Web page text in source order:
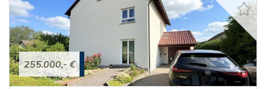
255.000,- €